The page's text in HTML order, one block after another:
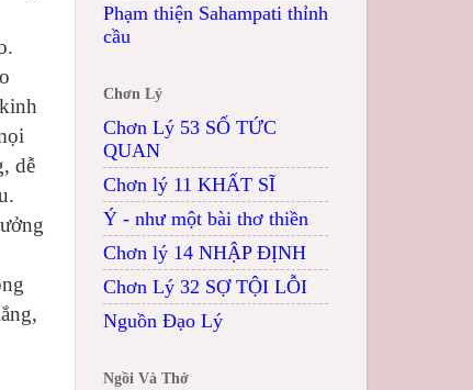
dễ
Phạm thiện Sahampati thỉnh
cầu
Chơn Lý
Chơn Lý 53 SỐ TỨC
QUAN
Chơn lý 11 KHẤT SĨ
Ý - như một bài thơ thiền
Chơn lý 14 NHẬP ĐỊNH
Chơn Lý 32 SỢ TỘI LỖI
Nguồn Đạo Lý
Ngồi Và Thở